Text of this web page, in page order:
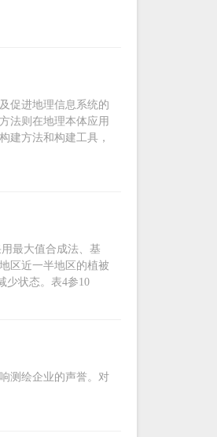
促进地理信息系统的
法则在地理本体应用
建方法和构建工具，
最大值合成法、基
区近一半地区的植被
少状态。表4参10
测绘企业的声誉。对